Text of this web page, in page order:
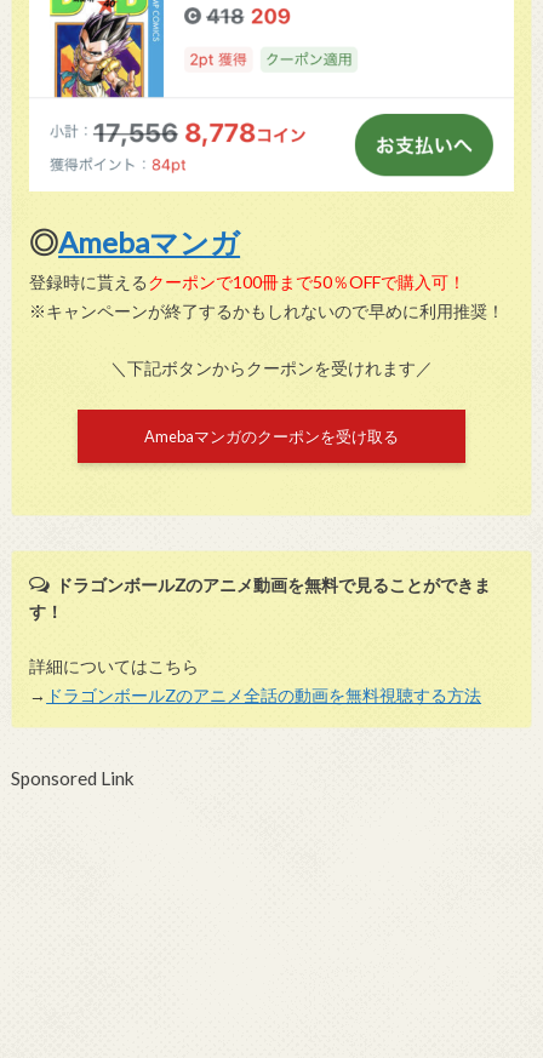
◎Amebaマンガ
登録時に貰えるクーポンで100冊まで50％OFFで購入可！
※キャンペーンが終了するかもしれないので早めに利用推奨！
＼下記ボタンからクーポンを受けれます／
Amebaマンガのクーポンを受け取る
ドラゴンボールZのアニメ動画を無料で見ることができま
す！
詳細についてはこちら
→ ドラゴンボールZのアニメ全話の動画を無料視聴する方法
Sponsored Link